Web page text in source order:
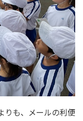
りも、メールの利便